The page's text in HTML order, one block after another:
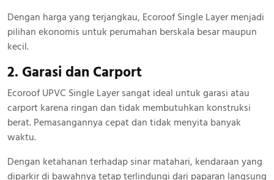
Dengan harga yang terjangkau, Ecoroof Single Layer menjadi
pilihan ekonomis untuk perumahan berskala besar maupun
kecil.
2. Garasi dan Carport
Ecoroof UPVC Single Layer sangat ideal untuk garasi atau
carport karena ringan dan tidak membutuhkan konstruksi
berat. Pemasangannya cepat dan tidak menyita banyak
waktu.
Dengan ketahanan terhadap sinar matahari, kendaraan yang
diparkir di bawahnya tetap terlindungi dari paparan langsung